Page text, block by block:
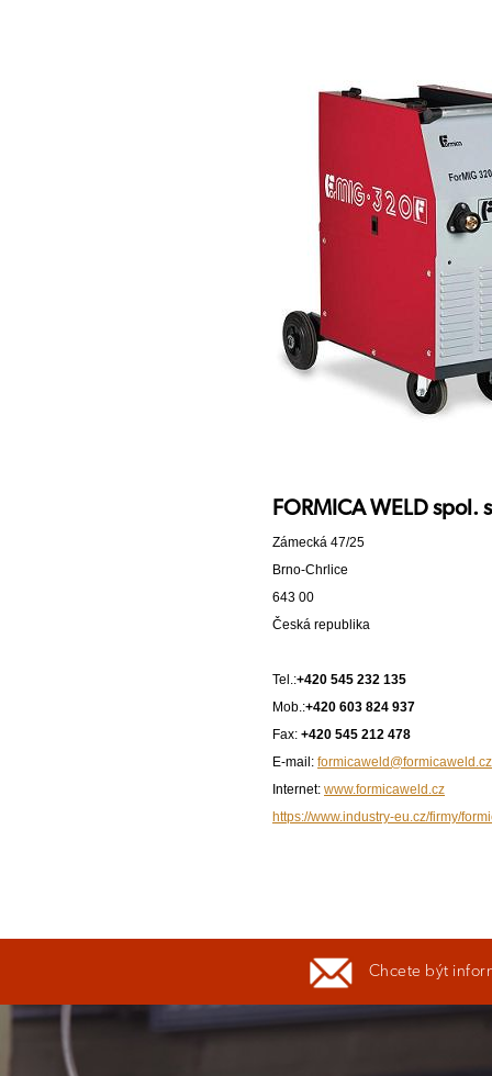
FORMICA WELD spol.
Zámecká 47/25
Brno-Chrlice
643 00
Česká republika
Tel.:+420 545 232 135
Mob.:+420 603 824 937
Fax: +420 545 212 478
E-mail: formicaweld@formicaweld.cz
Internet: www.formicaweld.cz
https://www.industry-eu.cz/firmy/
Chcete být